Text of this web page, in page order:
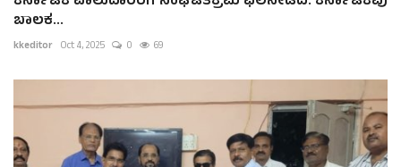
ಬಾಲಕ...
kkeditor Oct 4, 2025 0 69